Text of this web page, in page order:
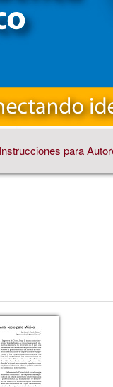
Instrucciones para